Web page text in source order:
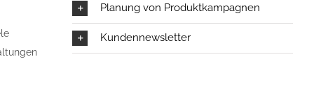
Planung von Produktkampagnen
Kundennewsletter